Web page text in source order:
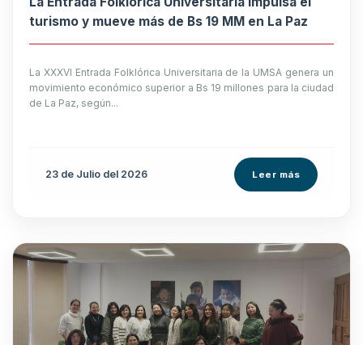
turismo y mueve más de Bs 19 MM en La Paz
La XXXVI Entrada Folklórica Universitaria de la UMSA genera un
movimiento económico superior a Bs 19 millones para la ciudad
de La Paz, según...
23 de Julio del 2026 Leer más